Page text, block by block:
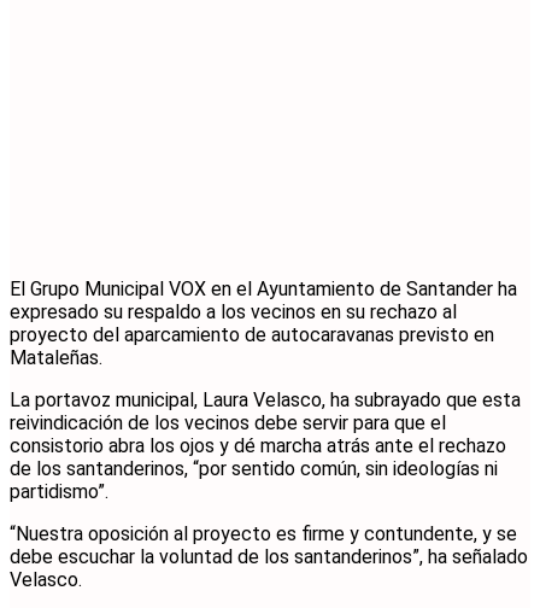
El Grupo Municipal VOX en el Ayuntamiento de Santander ha
expresado su respaldo a los vecinos en su rechazo al
proyecto del aparcamiento de autocaravanas previsto en
Mataleñas.
La portavoz municipal, Laura Velasco, ha subrayado que esta
reivindicación de los vecinos debe servir para que el
consistorio abra los ojos y dé marcha atrás ante el rechazo
de los santanderinos, “por sentido común, sin ideologías ni
partidismo”.
“Nuestra oposición al proyecto es firme y contundente, y se
debe escuchar la voluntad de los santanderinos”, ha señalado
Velasco.